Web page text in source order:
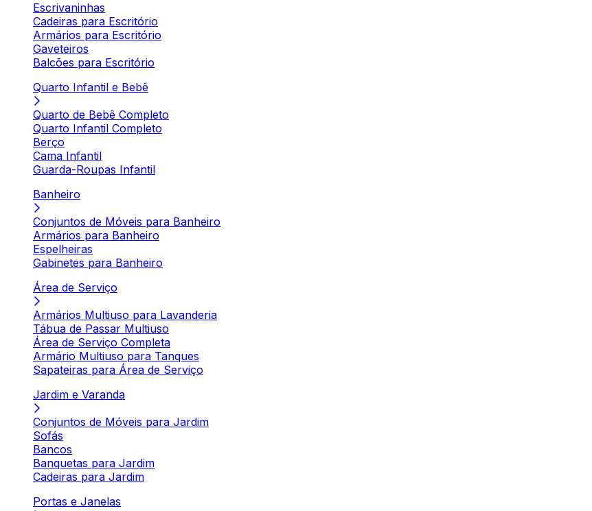
Escrivaninhas
Cadeiras para Escritório
Armários para Escritório
Gaveteiros
Balcões para Escritório
Quarto Infantil e Bebê
Quarto de Bebê Completo
Quarto Infantil Completo
Berço
Cama Infantil
Guarda-Roupas Infantil
Banheiro
Conjuntos de Móveis para Banheiro
Armários para Banheiro
Espelheiras
Gabinetes para Banheiro
Área de Serviço
Armários Multiuso para Lavanderia
Tábua de Passar Multiuso
Área de Serviço Completa
Armário Multiuso para Tanques
Sapateiras para Área de Serviço
Jardim e Varanda
Conjuntos de Móveis para Jardim
Sofás
Bancos
Banquetas para Jardim
Cadeiras para Jardim
Portas e Janelas